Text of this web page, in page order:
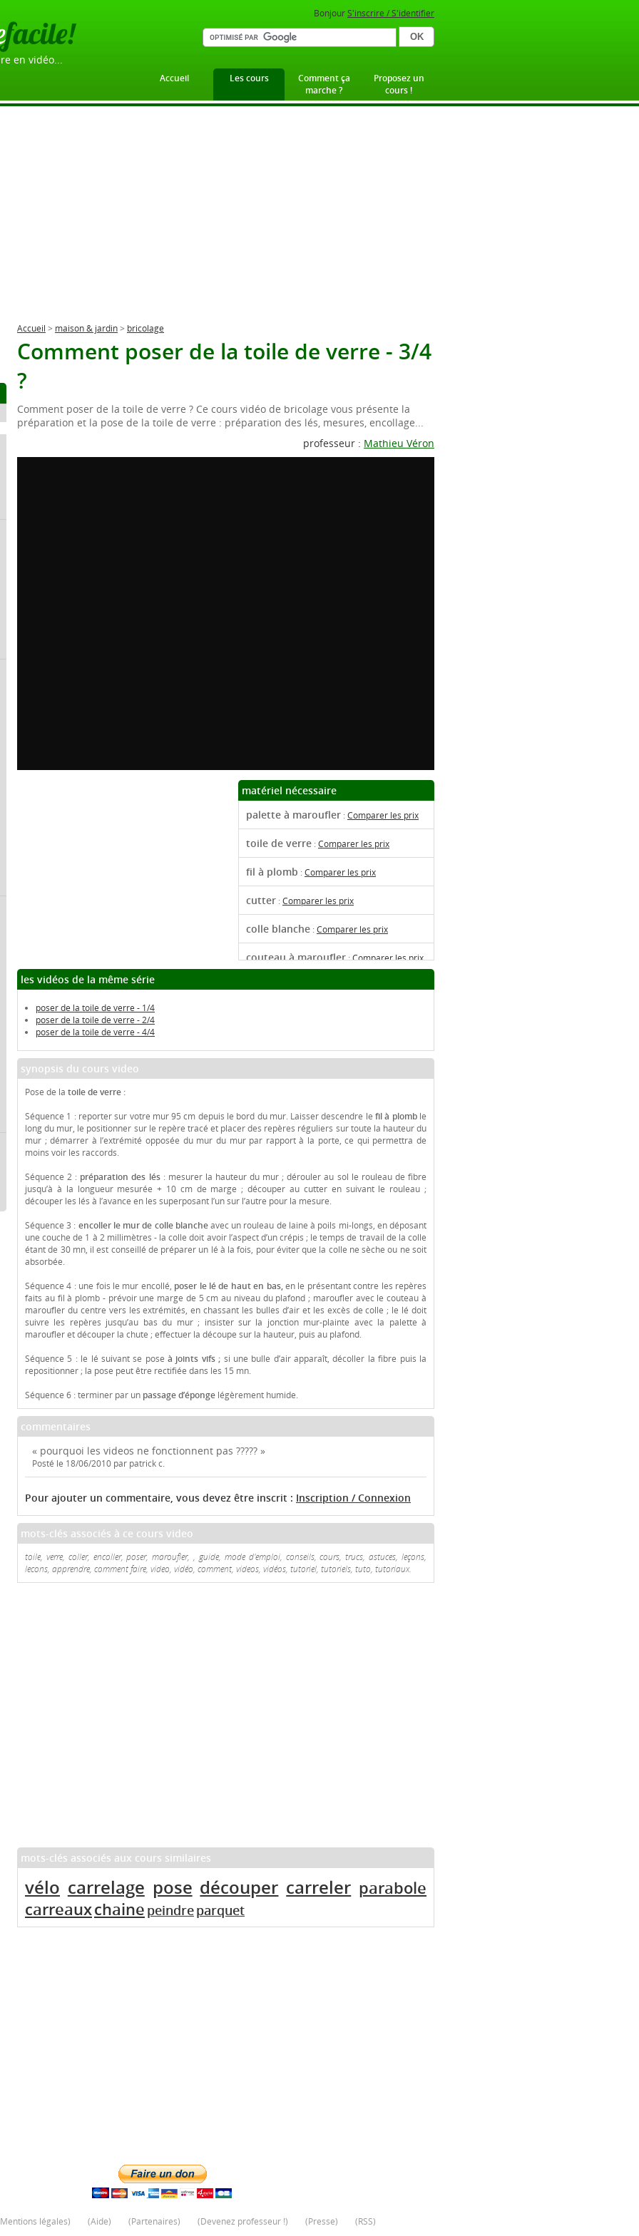
facile!
en vidéo...
BonjourS'inscrire / S'identifier
Accueil Les cours
Comment ça
marche ?
Proposez un
cours !
Accueil > maison & jardin> bricolage
Comment poser de la toile de verre - 3/4
?
Comment poser de la toile de verre ? Ce cours vidéo de bricolage vous présente la
préparation et la pose de la toile de verre : préparation des lés, mesures, encollage...
professeur : Mathieu Véron
matériel nécessaire
palette à maroufler :Comparer les prix
toile de verre :Comparer les prix
fil à plomb :Comparer les prix
cutter :Comparer les prix
colle blanche :Comparer les prix
couteau à maroufler:Comparer les prix
les vidéos de la même série
poser de la toile de verre - 1/4
poser de la toile de verre - 2/4
poser de la toile de verre - 4/4
synopsis du cours video
Pose de la toile de verre :
Séquence 1 : reporter sur votre mur 95 cm depuis le bord du mur. Laisser descendre lefil à plomble
long du mur, le positionner sur le repère tracé et placer des repères réguliers sur toute la hauteur du
mur ; démarrer à l’extrémité opposée du mur du mur par rapport à la porte, ce qui permettra de
moins voir les raccords.
Séquence 2 : préparation des lés: mesurer la hauteur du mur ; dérouler au sol le rouleau de fibre
jusqu’à à la longueur mesurée + 10 cm de marge ; découper au cutter en suivant le rouleau ;
découper les lés à l’avance en les superposant l’un sur l’autre pour la mesure.
Séquence 3 : encoller le mur de colle blancheavec un rouleau de laine à poils mi-longs, en déposant
une couche de 1 à 2 millimètres - la colle doit avoir l’aspect d’un crépis ; le temps de travail de la colle
étant de 30 mn, il est conseillé de préparer un lé à la fois, pour éviter que la colle ne sèche ou ne soit
absorbée.
Séquence 4 : une fois le mur encollé, poser le lé de haut en bas,en le présentant contre les repères
faits au fil à plomb - prévoir une marge de 5 cm au niveau du plafond ; maroufler avec le couteau à
maroufler du centre vers les extrémités, en chassant les bulles d’air et les excès de colle ; le lé doit
suivre les repères jusqu’au bas du mur ; insister sur la jonction mur-plainte avec la palette à
maroufler et découper la chute ; effectuer la découpe sur la hauteur, puis au plafond.
Séquence 5 : le lé suivant se poseà joints vifs ; si une bulle d’air apparaît, décoller la fibre puis la
repositionner ; la pose peut être rectifiée dans les 15 mn.
Séquence 6 : terminer par un passage d’éponge légèrement humide.
commentaires
« pourquoi les videos ne fonctionnent pas ????? »
Posté le 18/06/2010 par patrick c.
Pour ajouter un commentaire, vous devez être inscrit : Inscription / Connexion
mots-clés associés à ce cours video
toile, verre, coller, encoller, poser, maroufler, , guide, mode d'emploi, conseils, cours, trucs, astuces, leçons,
lecons, apprendre, comment faire, video, vidéo, comment, videos, vidéos, tutoriel, tutoriels, tuto, tutoriaux.
mots-clés associés aux cours similaires
vélo carrelage pose découper carreler parabole
carreauxchaine peindreparquet
Mentions légales) (Aide) (Partenaires) (Devenez professeur !) (Presse) (RSS)